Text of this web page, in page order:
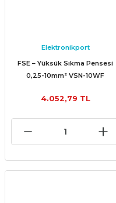
Elektronikport
FSE – Yüksük Sıkma Pensesi
0,25-10mm² VSN-10WF
4.052,79 TL